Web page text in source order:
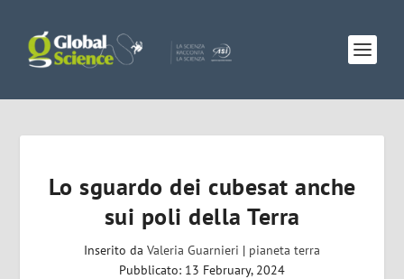
Lo sguardo dei cubesat anche
sui poli della Terra
Inserito da Valeria Guarnieri | pianeta terra
Pubblicato: 13 February, 2024